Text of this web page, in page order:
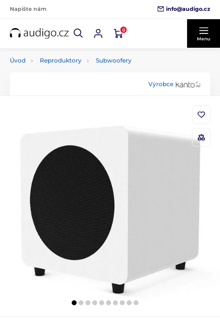
Napište nám info@audigo.cz
0
Menu
Úvod Reproduktory Subwoofery
Výrobce